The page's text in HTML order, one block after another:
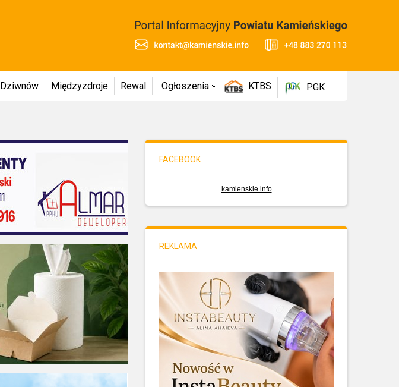
Dziwnów Międzyzdroje Rewal Ogłoszenia KTBS PGK
FACEBOOK
kamienskie.info
REKLAMA